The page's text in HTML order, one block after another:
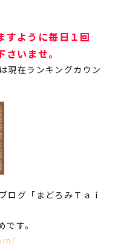
すように毎日１回
いませ。
現在ランキングカウン
ログ「まどろみＴａｉ
す。